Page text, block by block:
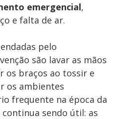
emergencial,
e falta de ar.
pelo
são lavar as mãos
os braços ao tossir e
os ambientes
frequente na época da
continua sendo útil: as